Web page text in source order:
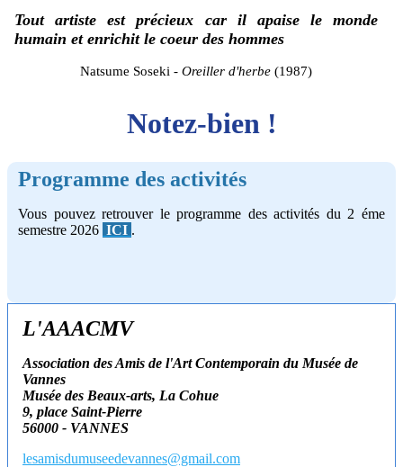
Tout artiste est précieux car il apaise le monde
humain et enrichit le coeur des hommes
Natsume Soseki - Oreiller d'herbe (1987)
Notez-bien !
Programme des activités
Vous pouvez retrouver le programme des activités du 2 éme
semestre 2026 ICI .
L'AAACMV
Association des Amis de l'Art Contemporain du Musée de
Vannes
Musée des Beaux-arts, La Cohue
9, place Saint-Pierre
56000 - VANNES
lesamisdumuseedevannes@gmail.com